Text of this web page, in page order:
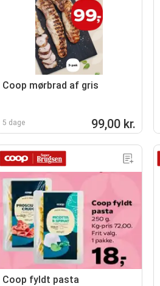
Coop mørbrad af gris
5 dage 99,00 kr.
Coop fyldt pasta